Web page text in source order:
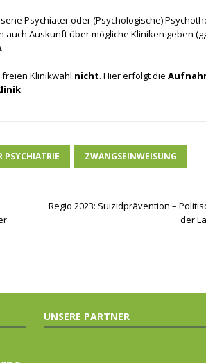
Psychiater oder (Psychologische)
Auskunft über mögliche Kliniken geben
Klinikwahl nicht. Hier erfolgt die
.
PSYCHIATRIE ZWANGSEINWEISUNG
Regio 2023: Suizidprävention –
der
UNSERE PARTNER